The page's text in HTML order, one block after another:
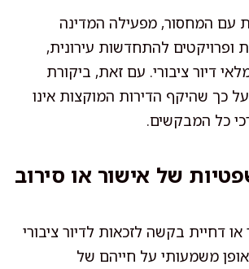
עם המחסור, מפעילה המדינה
ופרויקטים להתחדשות עירונית,
דיור ציבורי. עם זאת, ביקורת
כך שהיקף הדירות המוקצות אינו
כל המבקשים.
של אישור או סירוב
דחיית בקשה לזכאות לדיור ציבורי
משמעותי על חייהם של